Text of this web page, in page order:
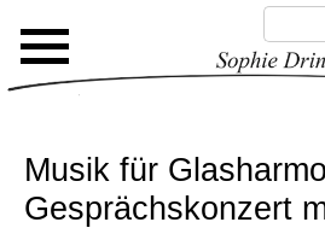
Musik für
Gesprächskonzert